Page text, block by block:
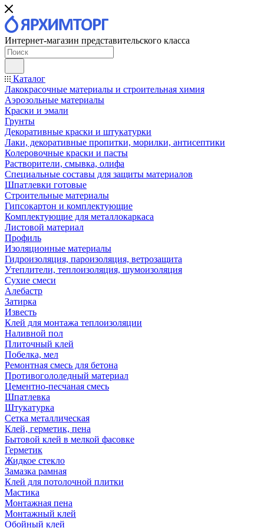
Интернет-магазин представительского класса
Каталог
Лакокрасочные материалы и строительная химия
Аэрозольные материалы
Краски и эмали
Грунты
Декоративные краски и штукатурки
Лаки, декоративные пропитки, морилки, антисептики
Колеровочные краски и пасты
Растворители, смывка, олифа
Специальные составы для защиты материалов
Шпатлевки готовые
Строительные материалы
Гипсокартон и комплектующие
Комплектующие для металлокаркаса
Листовой материал
Профиль
Изоляционные материалы
Гидроизоляция, пароизоляция, ветрозащита
Утеплители, теплоизоляция, шумоизоляция
Сухие смеси
Алебастр
Затирка
Известь
Клей для монтажа теплоизоляции
Наливной пол
Плиточный клей
Побелка, мел
Ремонтная смесь для бетона
Противогололедный материал
Цементно-песчаная смесь
Шпатлевка
Штукатурка
Сетка металлическая
Клей, герметик, пена
Бытовой клей в мелкой фасовке
Герметик
Жидкое стекло
Замазка рамная
Клей для потолочной плитки
Мастика
Монтажная пена
Монтажный клей
Обойный клей